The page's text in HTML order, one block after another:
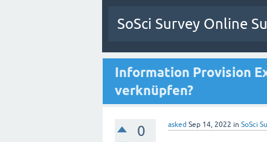
SoSci Survey Online
Information Provision
verknüpfen?
0 asked Sep 14, 2022 in SoSci